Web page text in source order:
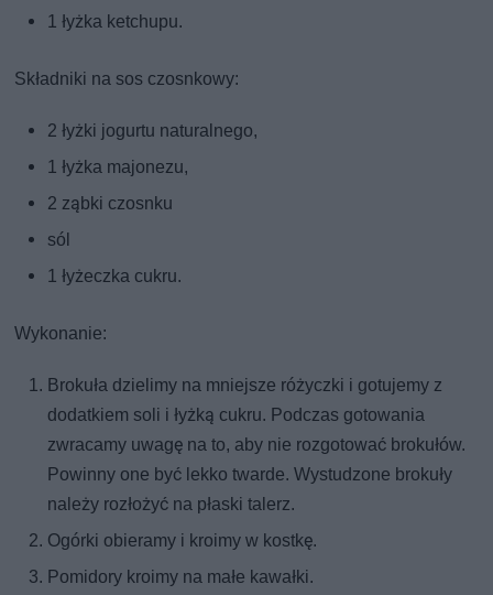
1 łyżka ketchupu.
Składniki na sos czosnkowy:
2 łyżki jogurtu naturalnego,
1 łyżka majonezu,
2 ząbki czosnku
sól
1 łyżeczka cukru.
Wykonanie:
Brokuła dzielimy na mniejsze różyczki i gotujemy z
dodatkiem soli i łyżką cukru. Podczas gotowania
zwracamy uwagę na to, aby nie rozgotować brokułów.
Powinny one być lekko twarde. Wystudzone brokuły
należy rozłożyć na płaski talerz.
Ogórki obieramy i kroimy w kostkę.
Pomidory kroimy na małe kawałki.